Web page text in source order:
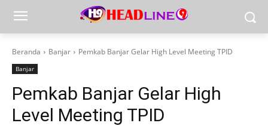
Beranda Banjar Pemkab Banjar Gelar High Level Meeting TPID
Banjar
Pemkab Banjar Gelar High
Level Meeting TPID